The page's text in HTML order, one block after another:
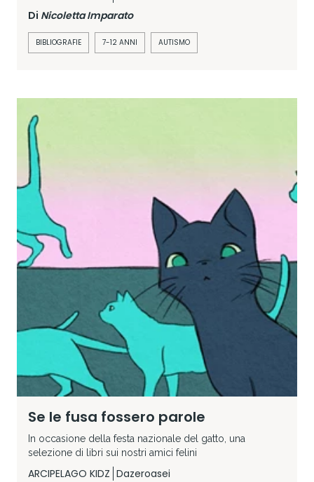
Di Nicoletta Imparato
BIBLIOGRAFIE 7-12 ANNI AUTISMO
Se le fusa fossero parole
In occasione della festa nazionale del gatto, una
selezione di libri sui nostri amici felini
ARCIPELAGO KIDZ Dazeroasei